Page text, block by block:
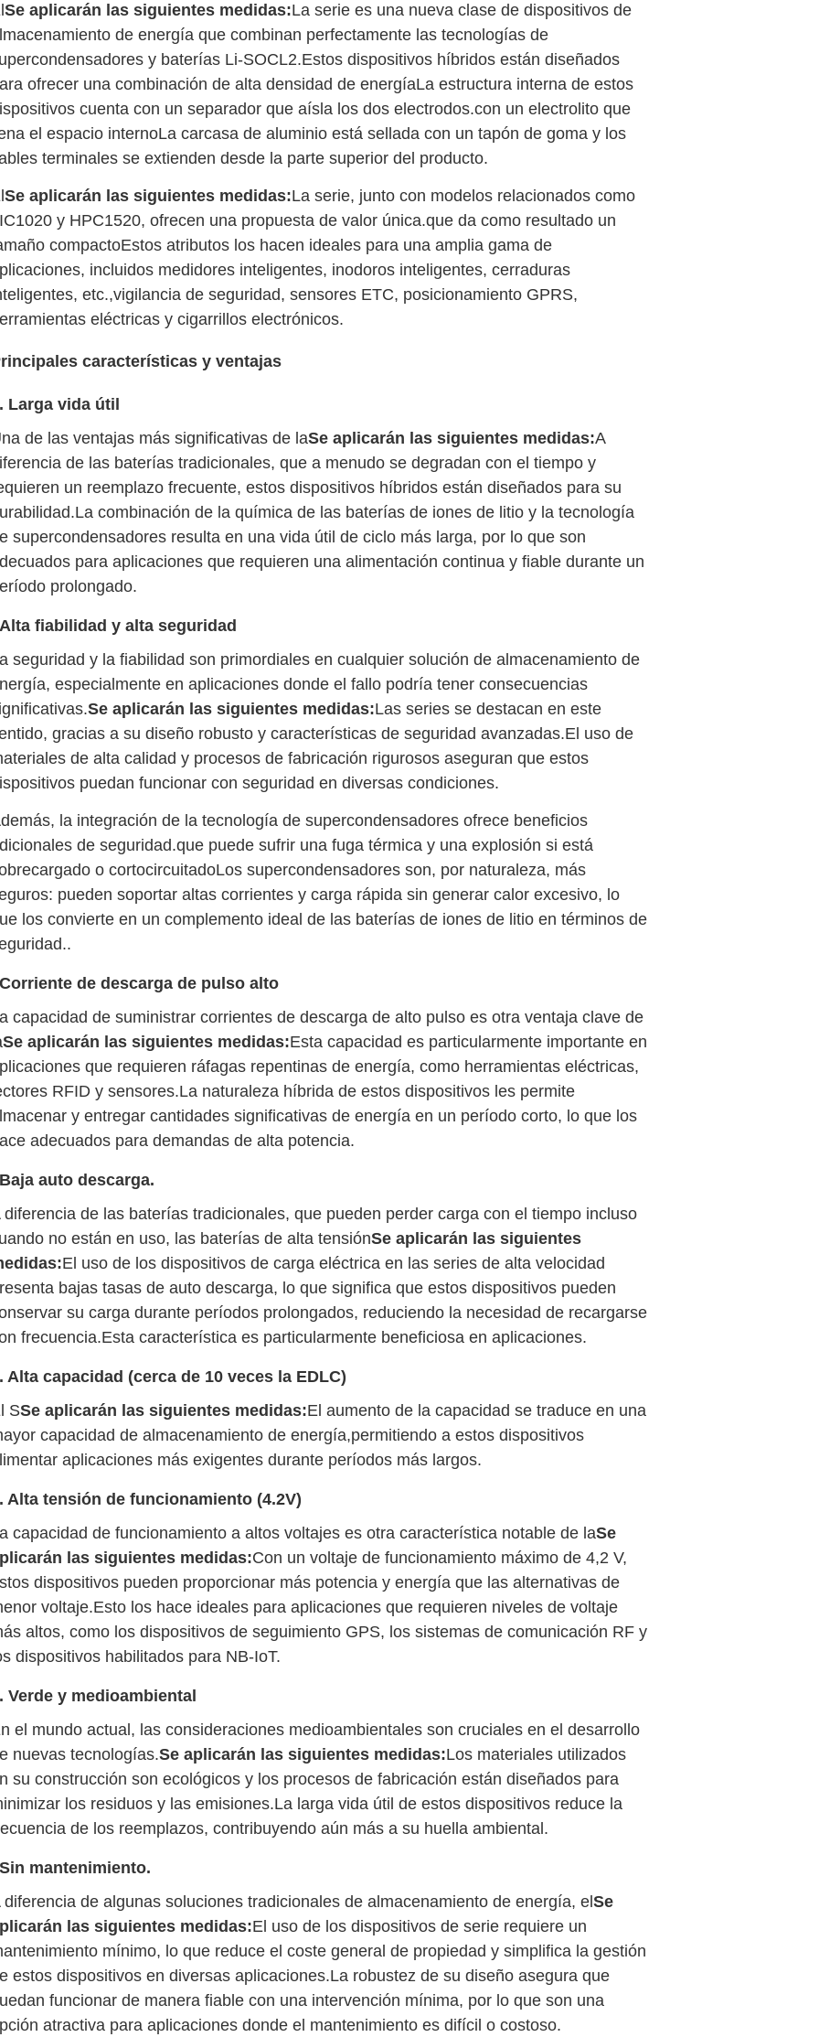
Se aplicarán las siguientes medidas:La serie es una nueva clase de dispositivos de
de energía que combinan perfectamente las tecnologías de
y baterías Li-SOCL2.Estos dispositivos híbridos están diseñados
ofrecer una combinación de alta densidad de energíaLa estructura interna de estos
cuenta con un separador que aísla los dos electrodos.con un electrolito que
el espacio internoLa carcasa de aluminio está sellada con un tapón de goma y los
terminales se extienden desde la parte superior del producto.
Se aplicarán las siguientes medidas:La serie, junto con modelos relacionados como
y HPC1520, ofrecen una propuesta de valor única.que da como resultado un
compactoEstos atributos los hacen ideales para una amplia gama de
incluidos medidores inteligentes, inodoros inteligentes, cerraduras
etc.,vigilancia de seguridad, sensores ETC, posicionamiento GPRS,
eléctricas y cigarrillos electrónicos.
características y ventajas
Larga vida útil
de las ventajas más significativas de laSe aplicarán las siguientes medidas:A
de las baterías tradicionales, que a menudo se degradan con el tiempo y
un reemplazo frecuente, estos dispositivos híbridos están diseñados para su
combinación de la química de las baterías de iones de litio y la tecnología
supercondensadores resulta en una vida útil de ciclo más larga, por lo que son
para aplicaciones que requieren una alimentación continua y fiable durante un
prolongado.
fiabilidad y alta seguridad
seguridad y la fiabilidad son primordiales en cualquier solución de almacenamiento de
especialmente en aplicaciones donde el fallo podría tener consecuencias
Se aplicarán las siguientes medidas:Las series se destacan en este
gracias a su diseño robusto y características de seguridad avanzadas.El uso de
de alta calidad y procesos de fabricación rigurosos aseguran que estos
puedan funcionar con seguridad en diversas condiciones.
la integración de la tecnología de supercondensadores ofrece beneficios
de seguridad.que puede sufrir una fuga térmica y una explosión si está
o cortocircuitadoLos supercondensadores son, por naturaleza, más
pueden soportar altas corrientes y carga rápida sin generar calor excesivo, lo
los convierte en un complemento ideal de las baterías de iones de litio en términos de
de descarga de pulso alto
capacidad de suministrar corrientes de descarga de alto pulso es otra ventaja clave de
Se aplicarán las siguientes medidas:Esta capacidad es particularmente importante en
que requieren ráfagas repentinas de energía, como herramientas eléctricas,
RFID y sensores.La naturaleza híbrida de estos dispositivos les permite
y entregar cantidades significativas de energía en un período corto, lo que los
adecuados para demandas de alta potencia.
auto descarga.
diferencia de las baterías tradicionales, que pueden perder carga con el tiempo incluso
no están en uso, las baterías de alta tensiónSe aplicarán las siguientes
El uso de los dispositivos de carga eléctrica en las series de alta velocidad
bajas tasas de auto descarga, lo que significa que estos dispositivos pueden
su carga durante períodos prolongados, reduciendo la necesidad de recargarse
frecuencia.Esta característica es particularmente beneficiosa en aplicaciones.
Alta capacidad (cerca de 10 veces la EDLC)
SSe aplicarán las siguientes medidas:El aumento de la capacidad se traduce en una
capacidad de almacenamiento de energía,permitiendo a estos dispositivos
aplicaciones más exigentes durante períodos más largos.
Alta tensión de funcionamiento (4.2V)
capacidad de funcionamiento a altos voltajes es otra característica notable de laSe
las siguientes medidas:Con un voltaje de funcionamiento máximo de 4,2 V,
dispositivos pueden proporcionar más potencia y energía que las alternativas de
voltaje.Esto los hace ideales para aplicaciones que requieren niveles de voltaje
altos, como los dispositivos de seguimiento GPS, los sistemas de comunicación RF y
dispositivos habilitados para NB-IoT.
Verde y medioambiental
el mundo actual, las consideraciones medioambientales son cruciales en el desarrollo
nuevas tecnologías.Se aplicarán las siguientes medidas:Los materiales utilizados
su construcción son ecológicos y los procesos de fabricación están diseñados para
los residuos y las emisiones.La larga vida útil de estos dispositivos reduce la
de los reemplazos, contribuyendo aún más a su huella ambiental.
mantenimiento.
diferencia de algunas soluciones tradicionales de almacenamiento de energía, el Se
las siguientes medidas:El uso de los dispositivos de serie requiere un
mínimo, lo que reduce el coste general de propiedad y simplifica la gestión
estos dispositivos en diversas aplicaciones.La robustez de su diseño asegura que
funcionar de manera fiable con una intervención mínima, por lo que son una
atractiva para aplicaciones donde el mantenimiento es difícil o costoso.